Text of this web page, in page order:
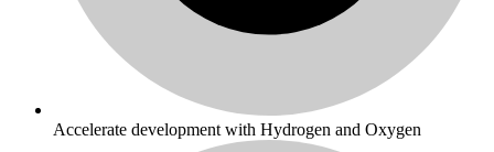
Accelerate development with Hydrogen and Oxygen